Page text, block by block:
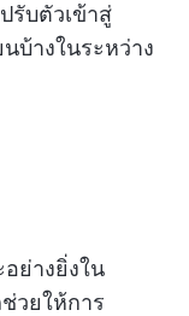
รับตัวเข้าสู่
บ้างในระหว่าง
ย่างยิ่งใน
วยให้การ